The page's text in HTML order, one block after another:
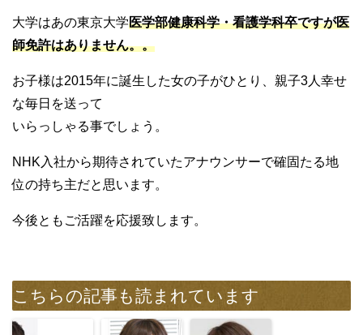
大学はあの東京大学医学部健康科学・看護学科卒ですが医
師免許はありません。。
お子様は2015年に誕生した女の子がひとり、親子3人幸せ
な毎日を送って
いらっしゃる事でしょう。
NHK入社から期待されていたアナウンサーで確固たる地
位の持ち主だと思います。
今後ともご活躍を応援致します。
こちらの記事も読まれています